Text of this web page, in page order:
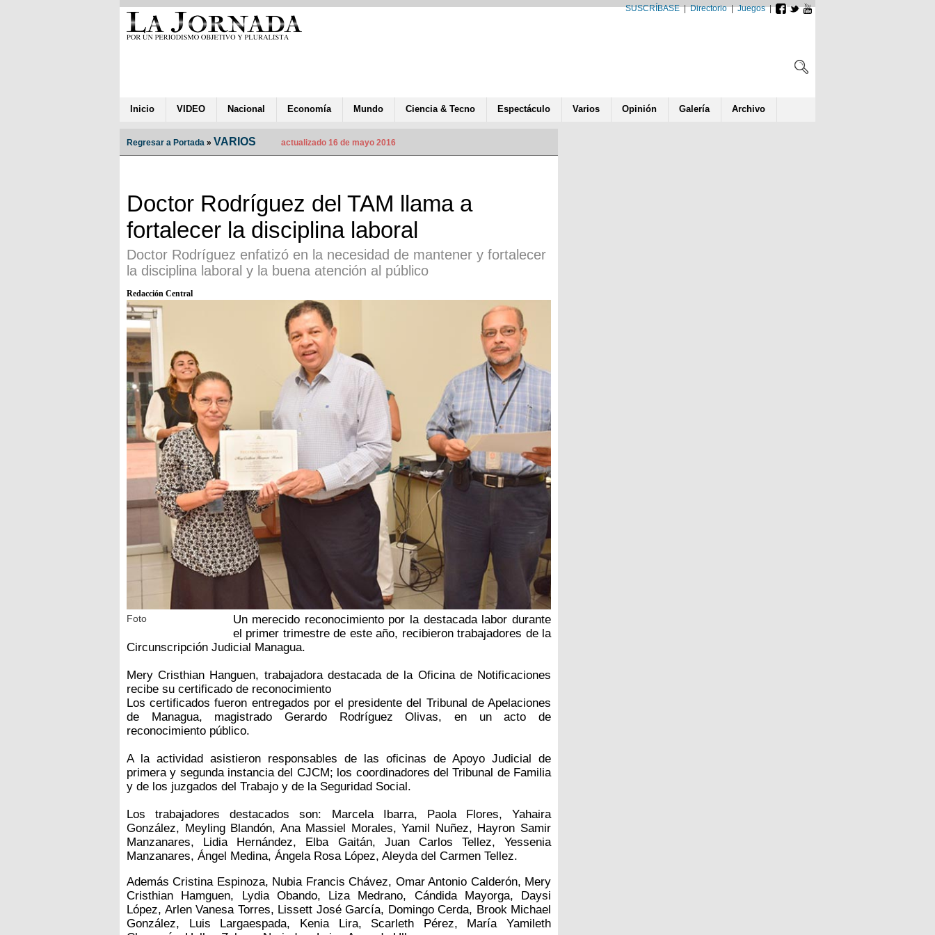
SUSCRÍBASE|Directorio|Juegos|
Inicio VIDEO Nacional Economía Mundo Ciencia & Tecno Espectáculo Varios Opinión Galería Archivo
Regresar a Portada » VARIOS actualizado 16 de mayo 2016
Doctor Rodríguez del TAM llama a
fortalecer la disciplina laboral
Doctor Rodríguez enfatizó en la necesidad de mantener y fortalecer
la disciplina laboral y la buena atención al público
Redacción Central
Foto
Un merecido reconocimiento por la destacada labor durante
el primer trimestre de este año, recibieron trabajadores de la
Circunscripción Judicial Managua.
Mery Cristhian Hanguen, trabajadora destacada de la Oficina de Notificaciones
recibe su certificado de reconocimiento
Los certificados fueron entregados por el presidente del Tribunal de Apelaciones
de Managua, magistrado Gerardo Rodríguez Olivas, en un acto de
reconocimiento público.
A la actividad asistieron responsables de las oficinas de Apoyo Judicial de
primera y segunda instancia del CJCM; los coordinadores del Tribunal de Familia
y de los juzgados del Trabajo y de la Seguridad Social.
Los trabajadores destacados son: Marcela Ibarra, Paola Flores, Yahaira
González, Meyling Blandón, Ana Massiel Morales, Yamil Nuñez, Hayron Samir
Manzanares, Lidia Hernández, Elba Gaitán, Juan Carlos Tellez, Yessenia
Manzanares, Ángel Medina, Ángela Rosa López, Aleyda del Carmen Tellez.
Además Cristina Espinoza, Nubia Francis Chávez, Omar Antonio Calderón, Mery
Cristhian Hamguen, Lydia Obando, Liza Medrano, Cándida Mayorga, Daysi
López, Arlen Vanesa Torres, Lissett José García, Domingo Cerda, Brook Michael
González, Luis Largaespada, Kenia Lira, Scarleth Pérez, María Yamileth